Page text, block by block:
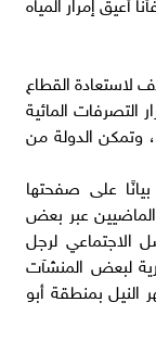
لاستعادة القطاع
التصرفات المائية
وتمكن الدولة من
على صفحتها
الماضيين عبر بعض
الاجتماعي لرجل
لبعض المنشآت
النيل بمنطقة أبو